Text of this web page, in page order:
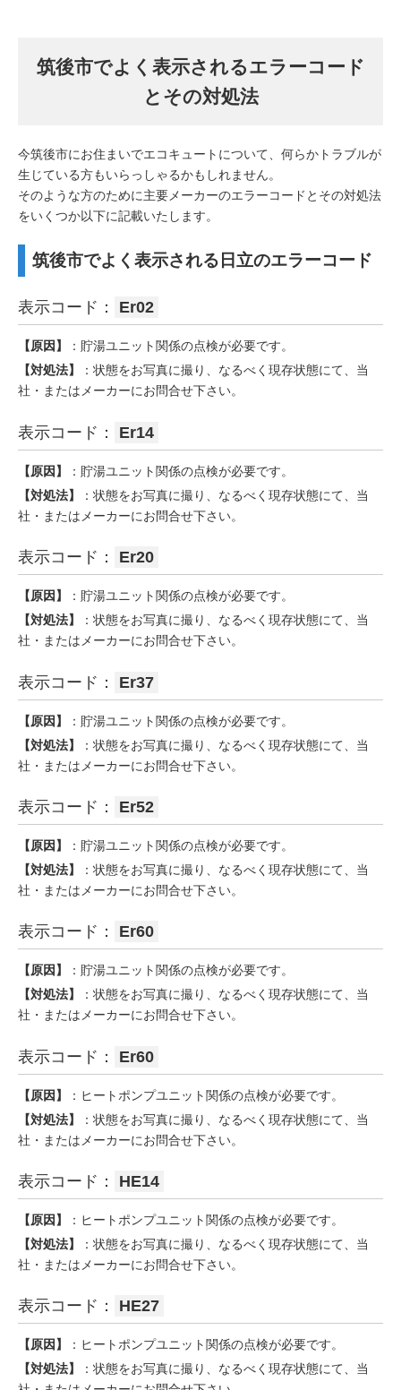
筑後市でよく表示されるエラーコード
とその対処法
今筑後市にお住まいでエコキュートについて、何らかトラブルが
生じている方もいらっしゃるかもしれません。
そのような方のために主要メーカーのエラーコードとその対処法
をいくつか以下に記載いたします。
筑後市でよく表示される日立のエラーコード
表示コード： Er02
【原因】
：貯湯ユニット関係の点検が必要です。
【対処法】
：状態をお写真に撮り、なるべく現存状態にて、当
社・またはメーカーにお問合せ下さい。
表示コード： Er14
【原因】
：貯湯ユニット関係の点検が必要です。
【対処法】
：状態をお写真に撮り、なるべく現存状態にて、当
社・またはメーカーにお問合せ下さい。
表示コード： Er20
【原因】
：貯湯ユニット関係の点検が必要です。
【対処法】
：状態をお写真に撮り、なるべく現存状態にて、当
社・またはメーカーにお問合せ下さい。
表示コード： Er37
【原因】
：貯湯ユニット関係の点検が必要です。
【対処法】
：状態をお写真に撮り、なるべく現存状態にて、当
社・またはメーカーにお問合せ下さい。
表示コード： Er52
【原因】
：貯湯ユニット関係の点検が必要です。
【対処法】
：状態をお写真に撮り、なるべく現存状態にて、当
社・またはメーカーにお問合せ下さい。
表示コード： Er60
【原因】
：貯湯ユニット関係の点検が必要です。
【対処法】
：状態をお写真に撮り、なるべく現存状態にて、当
社・またはメーカーにお問合せ下さい。
表示コード： Er60
【原因】
：ヒートポンプユニット関係の点検が必要です。
【対処法】
：状態をお写真に撮り、なるべく現存状態にて、当
社・またはメーカーにお問合せ下さい。
表示コード： HE14
【原因】
：ヒートポンプユニット関係の点検が必要です。
【対処法】
：状態をお写真に撮り、なるべく現存状態にて、当
社・またはメーカーにお問合せ下さい。
表示コード： HE27
【原因】
：ヒートポンプユニット関係の点検が必要です。
【対処法】
：状態をお写真に撮り、なるべく現存状態にて、当